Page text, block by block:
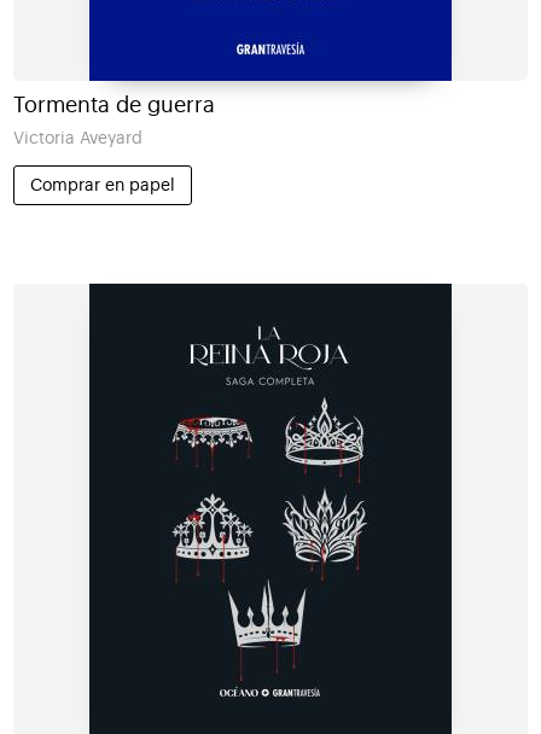
Tormenta de guerra
Victoria Aveyard
Comprar en papel